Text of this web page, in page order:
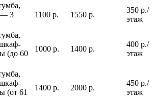
— 3
1100 р. 1550 р.
350 р./
этаж
(до 60
1000 р. 1400 р.
400 р./
этаж
(от 61
1400 р. 2000 р.
450 р./
этаж